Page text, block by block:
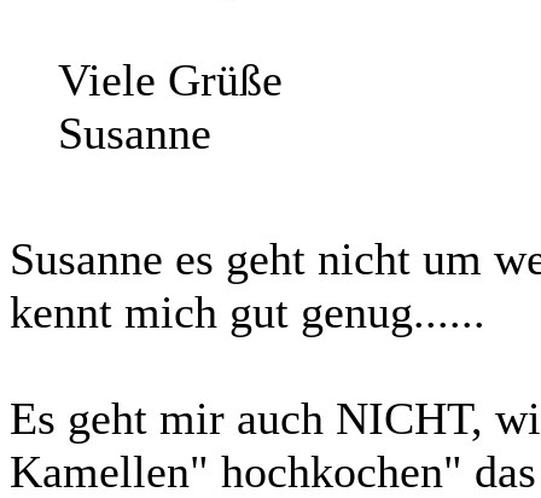
Viele Grüße
Susanne
Susanne es geht nicht um
kennt mich gut genug......
Es geht mir auch NICHT,
Kamellen" hochkochen"